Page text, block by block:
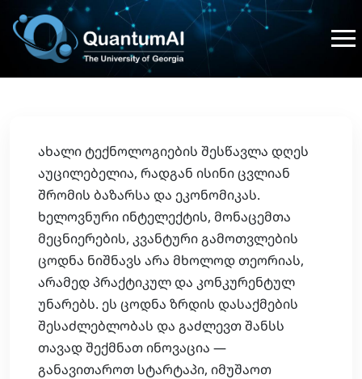
ახალი ტექნოლოგიების შესწავლა დღეს
აუცილებელია, რადგან ისინი ცვლიან
შრომის ბაზარსა და ეკონომიკას.
ხელოვნური ინტელექტის, მონაცემთა
მეცნიერების, კვანტური გამოთვლების
ცოდნა ნიშნავს არა მხოლოდ თეორიას,
არამედ პრაქტიკულ და კონკურენტულ
უნარებს. ეს ცოდნა ზრდის დასაქმების
შესაძლებლობას და გაძლევთ შანსს
თავად შექმნათ ინოვაცია —
განავითაროთ სტარტაპი, იმუშაოთ